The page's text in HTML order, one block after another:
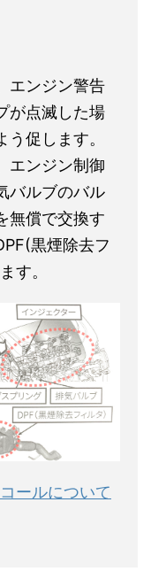
エンジン警告
が点滅した場
促します。
エンジン制御
バルブのバル
無償で交換す
黒煙除去フ
す。
ールについて